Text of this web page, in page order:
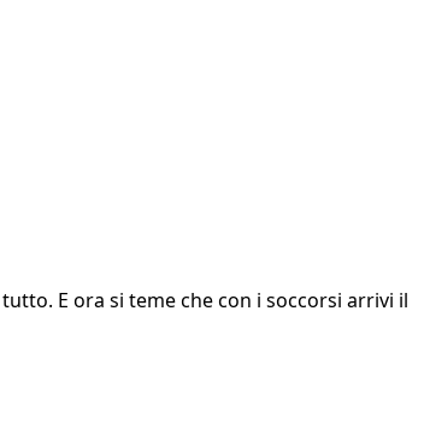
E ora si teme che con i soccorsi arrivi il